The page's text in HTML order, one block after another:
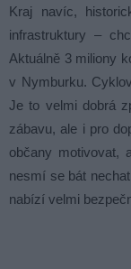
Kraj navíc,
infrastruktury –
Aktuálně 3 miliony
v Nymburku.
Je to velmi dobrá
zábavu, ale i pro
občany motivovat,
nesmí se bát
nabízí velmi